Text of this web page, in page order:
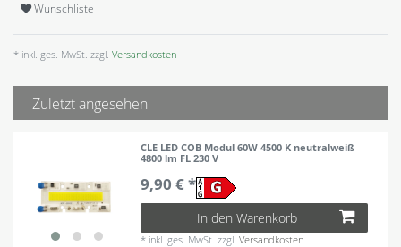
Wunschliste
* inkl. ges. MwSt. zzgl. Versandkosten
Zuletzt angesehen
CLE LED COB Modul 60W 4500 K neutralweiß
4800 lm FL 230 V
9,90 € *
In den Warenkorb
* inkl. ges. MwSt. zzgl.Versandkosten